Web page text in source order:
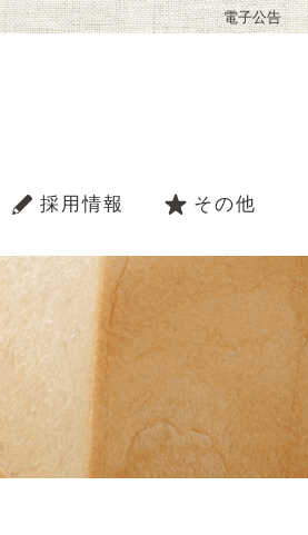
採用情報 その他
電子公告